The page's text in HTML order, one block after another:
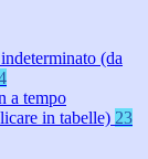
(da
a tempo
in tabelle) 23